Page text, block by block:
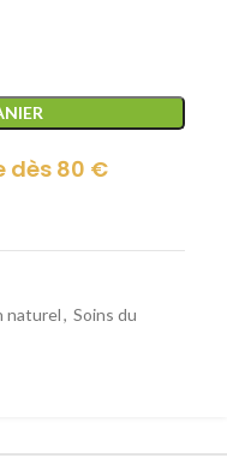
dès 80 €
naturel, Soins du